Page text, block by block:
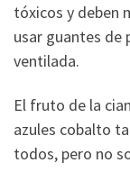
tóxicos y deben
usar guantes de
ventilada.
El fruto de la
azules cobalto
todos, pero no